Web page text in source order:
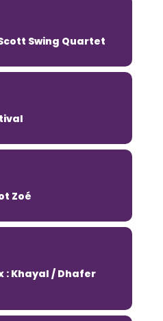
Swing Quartet
Zoé
: Khayal / Dhafer